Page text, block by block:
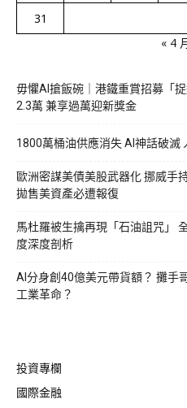
31
« 4
毋懼AI搶飯碗｜港鐵重賞招募「
2.3萬 兼享過萬迎新獎金
1800萬桶油供應消失 AI神話破滅
歐洲密謀美債美股武器化 挪威手
拋售美資產必遭報復
馬杜羅被生擒再現「石油詛咒」
度深度剖析
AI分身創40億美元帶貨額？ 攤手
工業革命？
投資專欄
國際金融